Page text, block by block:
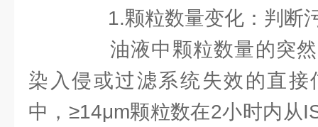
1.颗粒数量变化：判断
油液中颗粒数量的突然
染入侵或过滤系统失效的直
中，≥14μm颗粒数在2小时内从